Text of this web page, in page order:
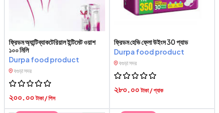
ফ্রিডম অ্যান্টিব্যাকটেরিয়াল ইন্টিমেট ওয়াশ
১০০ মিলি
Durpa food product
বগুড়া সদর
২০০.০০টাকা / পিস
ফ্রিডম হেভি ফ্লো উইংস 30 প্যাড
Durpa food product
বগুড়া সদর
২৮০.০০টাকা / প্যাক